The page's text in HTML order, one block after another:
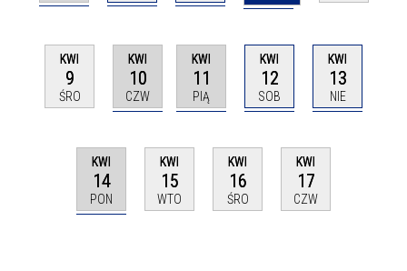
KWI
9
ŚRO
KWI
10
CZW
KWI
11
PIĄ
KWI
12
SOB
KWI
13
NIE
KWI
14
PON
KWI
15
WTO
KWI
16
ŚRO
KWI
17
CZW